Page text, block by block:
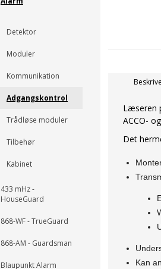
Detektor
Moduler
Kommunikation
Adgangskontrol
Trådløse moduler
Tilbehør
Kabinet
433 mHz -
HouseGuard
868-WF - TrueGuard
868-AM - Guardsman
Blaupunkt Alarm
Læseren
ACCO-
Det
Kan